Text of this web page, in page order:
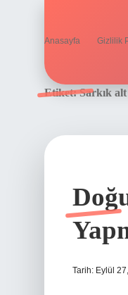
Anasayfa Gizlilik
Etiket:Sarkık
Tarih: Eylül